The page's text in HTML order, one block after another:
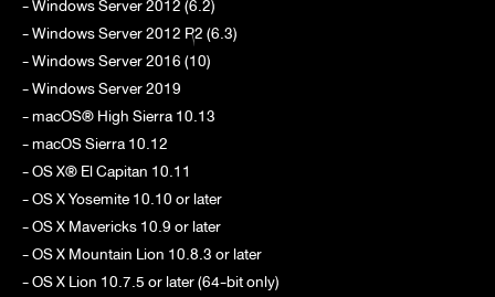
- Windows Server 2012 (6.2)
- Windows Server 2012 R2 (6.3)
- Windows Server 2016 (10)
- Windows Server 2019
- macOS® High Sierra 10.13
- macOS Sierra 10.12
- OS X® El Capitan 10.11
- OS X Yosemite 10.10 or later
- OS X Mavericks 10.9 or later
- OS X Mountain Lion 10.8.3 or later
- OS X Lion 10.7.5 or later (64-bit only)